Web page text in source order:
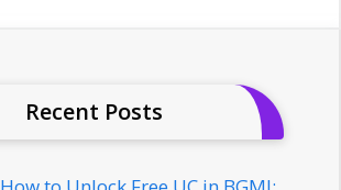
Recent Posts